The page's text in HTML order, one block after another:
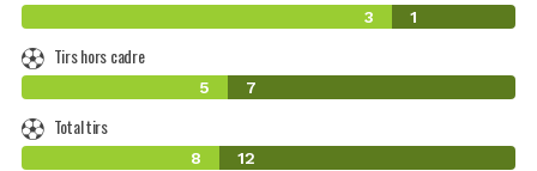
3 1
Tirs hors cadre
5 7
Total tirs
8 12